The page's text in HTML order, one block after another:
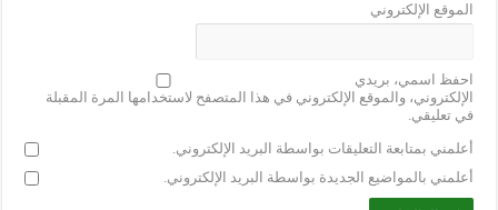
الموقع الإلكتروني
احفظ اسمي، بريدي
الإلكتروني، والموقع الإلكتروني في هذا المتصفح لاستخدامها المرة المقبلة
في تعليقي.
أعلمني بمتابعة التعليقات بواسطة البريد الإلكتروني.
أعلمني بالمواضيع الجديدة بواسطة البريد الإلكتروني.